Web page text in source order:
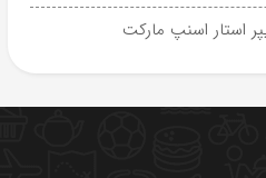
استار اسنپ مارکت